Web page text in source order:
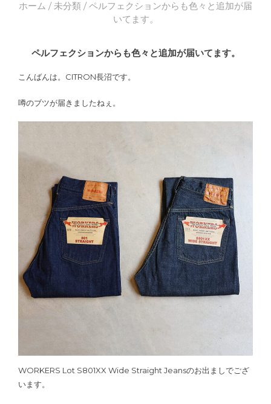
ホーム / 未分類 / ペルフェクションからも色々と追加が届
いてます。
ペルフェクションからも色々と追加が届いてます。
こんばんは。CITRON長沼です。
噂のブツが届きましたねぇ。
WORKERS Lot S801XX Wide Straight Jeansのお出ましでござ
います。